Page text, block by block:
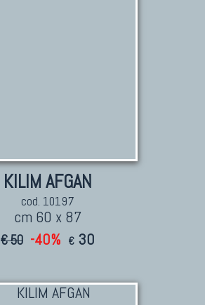
KILIM AFGAN
cod. 10197
cm 60 x 87
€ 50 -40% € 30